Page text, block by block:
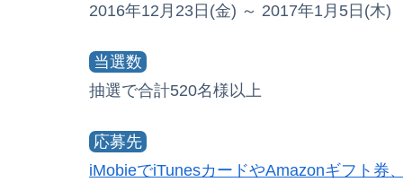
2016年12月23日(金) ～ 2017年1月5日(木)
当選数
抽選で合計520名様以上
応募先
iMobieでiTunesカードやAmazonギフト券